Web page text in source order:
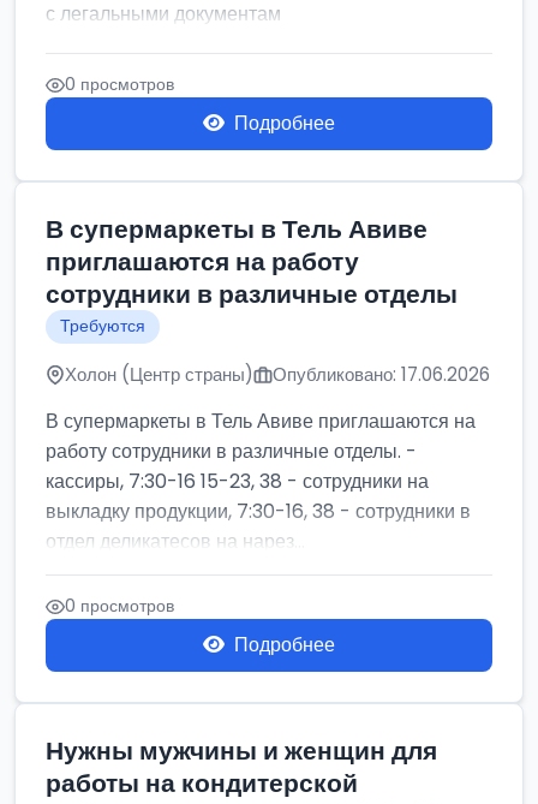
с легальными документам
0 просмотров
Подробнее
В супермаркеты в Тель Авиве
приглашаются на работу
сотрудники в различные отделы
Требуются
Холон (Центр страны) Опубликовано: 17.06.2026
В супермаркеты в Тель Авиве приглашаются на
работу сотрудники в различные отделы. -
кассиры, 7:30-16 15-23, 38 - сотрудники на
выкладку продукции, 7:30-16, 38 - сотрудники в
отдел деликатесов на нарез...
0 просмотров
Подробнее
Нужны мужчины и женщин для
работы на кондитерской